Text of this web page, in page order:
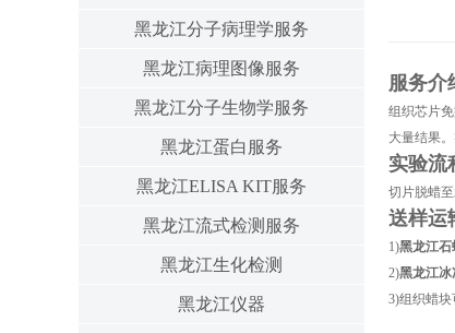
黑龙江分子病理学服务
黑龙江病理图像服务
黑龙江分子生物学服务
黑龙江蛋白服务
黑龙江ELISA KIT服务
黑龙江流式检测服务
黑龙江生化检测
黑龙江仪器
服务介
组织芯片
大量结果
实验流
切片脱蜡
送样运
1)黑龙江石
2)黑龙江冰
3)组织蜡块